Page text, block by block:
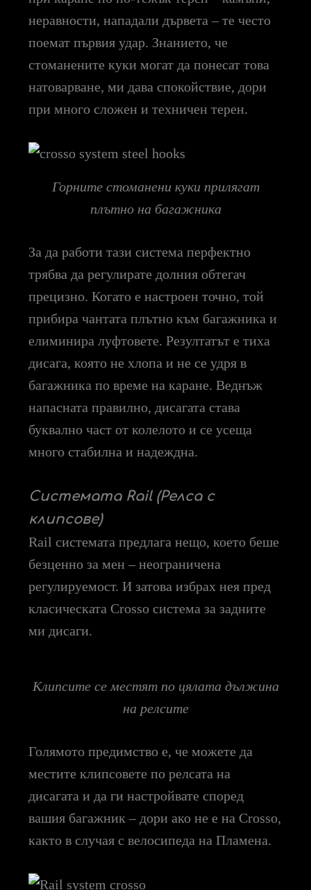
неравности, нападали дървета – те често
поемат първия удар. Знанието, че
стоманените куки могат да понесат това
натоварване, ми дава спокойствие, дори
при много сложен и техничен терен.
Горните стоманени куки прилягат
плътно на багажника
За да работи тази система перфектно
трябва да регулирате долния обтегач
прецизно. Когато е настроен точно, той
прибира чантата плътно към багажника и
елиминира луфтовете. Резултатът е тиха
дисага, която не хлопа и не се удря в
багажника по време на каране. Веднъж
напасната правилно, дисагата става
буквално част от колелото и се усеща
много стабилна и надеждна.
Системата Rail (Релса с
клипсове)
Rail системата предлага нещо, което беше
безценно за мен – неограничена
регулируемост. И затова избрах нея пред
класическата Crosso система за задните
ми дисаги.
Клипсите се местят по цялата дължина
на релсите
Голямото предимство е, че можете да
местите клипсовете по релсата на
дисагата и да ги настройвате според
вашия багажник – дори ако не е на Crosso,
както в случая с велосипеда на Пламена.